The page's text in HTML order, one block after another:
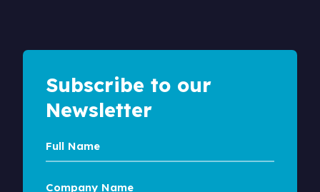
Subscribe to our
Newsletter
Full
Name
Company